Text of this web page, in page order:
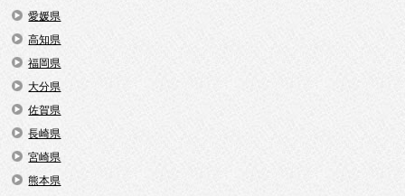
愛媛県
高知県
福岡県
大分県
佐賀県
長崎県
宮崎県
熊本県